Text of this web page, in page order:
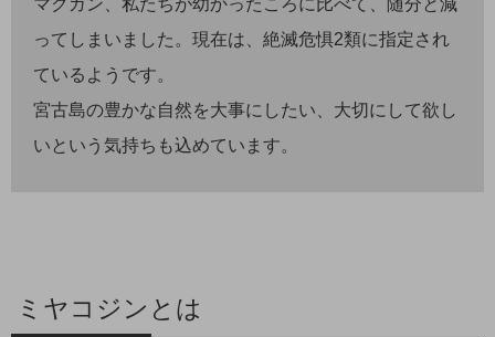
ってしまいました。現在は、絶滅危惧2類に指定され
ているようです。
宮古島の豊かな自然を大事にしたい、大切にして欲し
いという気持ちも込めています。
ミヤコジンとは